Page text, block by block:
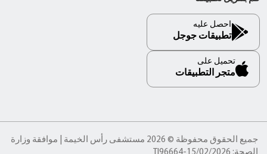
احصل عليه
تطبيقات جوجل
تحميل على
متجر التطبيقات
جميع الحقوق محفوظة © 2026 مستشفى رأس الخيمة | موافقة وزارة